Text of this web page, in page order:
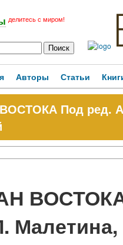
делитесь с миром!
Авторы Статьи
Под ред.